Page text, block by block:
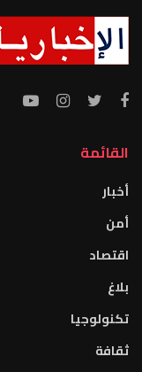
القائمة
أخبار
أمن
اقتصاد
بلاغ
تكنولوجيا
ثقافة